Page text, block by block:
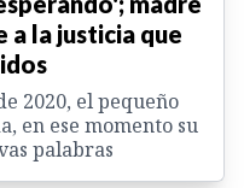
a la justicia que
2020, el pequeño
en ese momento su
palabras